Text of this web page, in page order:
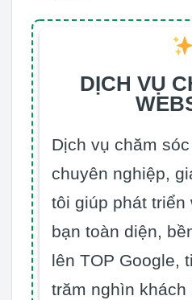
DỊCH VỤ
Dịch vụ chăm
chuyên nghiệp,
tôi giúp phát triển
bạn toàn diện,
lên TOP Google,
trăm nghìn khách